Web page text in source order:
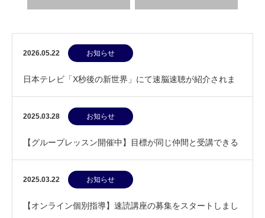
2026.05.22 お知らせ
日本テレビ「X秒後の新世界」にて速脳速聴が紹介されま
す
2025.03.28 お知らせ
【グループレッスン開催中】目標が同じ仲間と受講できる
速読講座
2025.03.22 お知らせ
【オンライン個別指導】速読講座の募集をスタートしまし